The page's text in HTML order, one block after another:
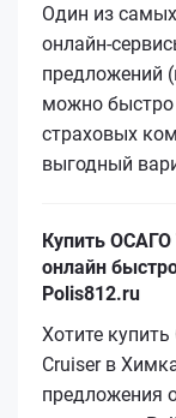
Один из
онлайн-
предложений
можно быстро
страховых
выгодный
Купить ОСАГО
онлайн
Polis812.ru
Хотите
Cruiser в
предложения